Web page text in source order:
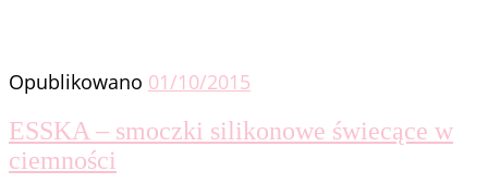
Opublikowano 01/10/2015
ESSKA – smoczki silikonowe świecące w
ciemności